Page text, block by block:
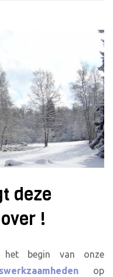
deze
!
begin van onze
op